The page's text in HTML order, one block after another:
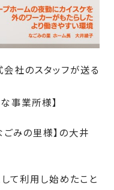
社のスタッフが送る
事業所様】
ごみの里様】の大井
て利用し始めたこと